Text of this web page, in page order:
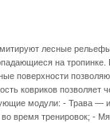
лесные рельефы
на тропинке.
поверхности
ковриков позволяет
модули: - Трава —
время тренировок; -